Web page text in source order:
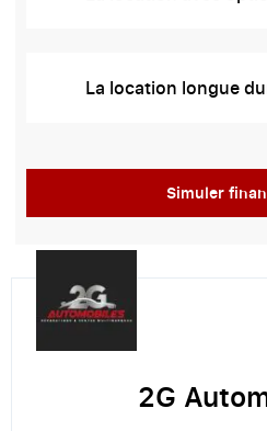
La location longue
Simuler
2G